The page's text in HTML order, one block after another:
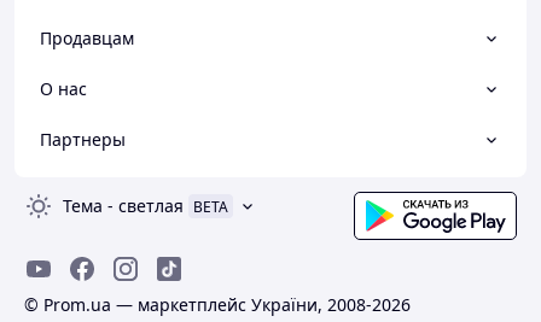
Продавцам
О нас
Партнеры
Тема - светлая BETA
© Prom.ua — маркетплейс України, 2008-2026